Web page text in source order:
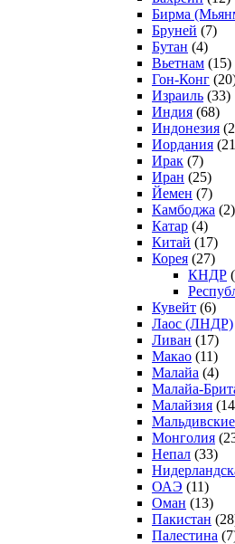
Бирма
Бруней (7)
Бутан (4)
Вьетнам (15)
Гон-Конг
Израиль (33)
Индия (68)
Индонезия
Иордания
Ирак (7)
Иран (25)
Йемен (7)
Камбоджа (2)
Катар (4)
Китай (17)
Корея (27)
КНДР
Кувейт (6)
Лаос (ЛНДР)
Ливан (17)
Макао (11)
Малайа (4)
Малайа-
Малайзия
Монголия
Непал (33)
ОАЭ (11)
Оман (13)
Пакистан
Палестина